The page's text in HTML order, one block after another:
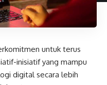
untuk terus
inisiatif yang mampu
digital secara lebih